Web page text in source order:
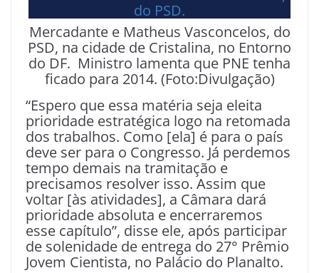
Mercadante e Matheus Vasconcelos, do
PSD, na cidade de Cristalina, no Entorno
do DF. Ministro lamenta que PNE tenha
ficado para 2014. (Foto:Divulgação)
“Espero que essa matéria seja eleita
prioridade estratégica logo na retomada
dos trabalhos. Como [ela] é para o país
deve ser para o Congresso. Já perdemos
tempo demais na tramitação e
precisamos resolver isso. Assim que
voltar [às atividades], a Câmara dará
prioridade absoluta e encerraremos
esse capítulo”, disse ele, após participar
de solenidade de entrega do 27° Prêmio
Jovem Cientista, no Palácio do Planalto.